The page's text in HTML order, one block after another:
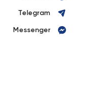
Telegram
Messenger